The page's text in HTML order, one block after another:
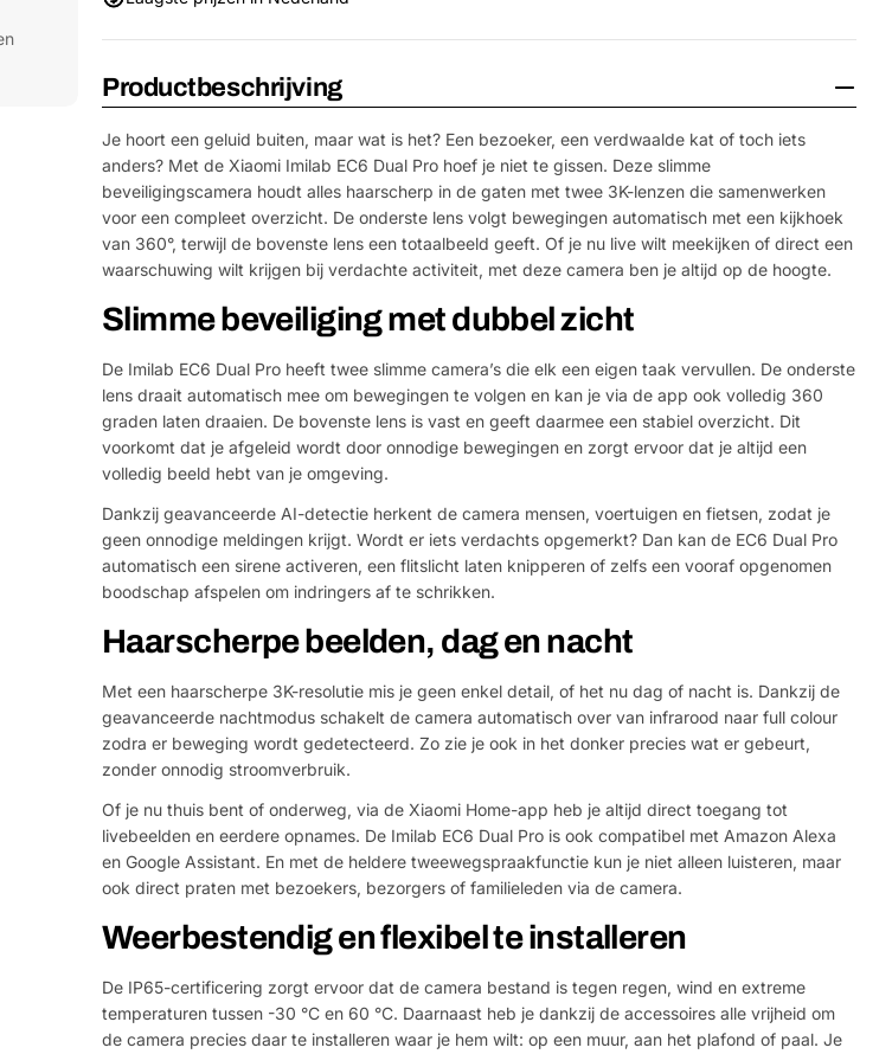
Productbeschrijving
Je hoort een geluid buiten, maar wat is het? Een bezoeker, een verdwaalde kat of toch iets
anders? Met de Xiaomi Imilab EC6 Dual Pro hoef je niet te gissen. Deze slimme
beveiligingscamera houdt alles haarscherp in de gaten met twee 3K-lenzen die samenwerken
voor een compleet overzicht. De onderste lens volgt bewegingen automatisch met een kijkhoek
van 360°, terwijl de bovenste lens een totaalbeeld geeft. Of je nu live wilt meekijken of direct een
waarschuwing wilt krijgen bij verdachte activiteit, met deze camera ben je altijd op de hoogte.
Slimme beveiliging met dubbel zicht
De Imilab EC6 Dual Pro heeft twee slimme camera’s die elk een eigen taak vervullen. De onderste
lens draait automatisch mee om bewegingen te volgen en kan je via de app ook volledig 360
graden laten draaien. De bovenste lens is vast en geeft daarmee een stabiel overzicht. Dit
voorkomt dat je afgeleid wordt door onnodige bewegingen en zorgt ervoor dat je altijd een
volledig beeld hebt van je omgeving.
Dankzij geavanceerde AI-detectie herkent de camera mensen, voertuigen en fietsen, zodat je
geen onnodige meldingen krijgt. Wordt er iets verdachts opgemerkt? Dan kan de EC6 Dual Pro
automatisch een sirene activeren, een flitslicht laten knipperen of zelfs een vooraf opgenomen
boodschap afspelen om indringers af te schrikken.
Haarscherpe beelden, dag en nacht
Met een haarscherpe 3K-resolutie mis je geen enkel detail, of het nu dag of nacht is. Dankzij de
geavanceerde nachtmodus schakelt de camera automatisch over van infrarood naar full colour
zodra er beweging wordt gedetecteerd. Zo zie je ook in het donker precies wat er gebeurt,
zonder onnodig stroomverbruik.
Of je nu thuis bent of onderweg, via de Xiaomi Home-app heb je altijd direct toegang tot
livebeelden en eerdere opnames. De Imilab EC6 Dual Pro is ook compatibel met Amazon Alexa
en Google Assistant. En met de heldere tweewegspraakfunctie kun je niet alleen luisteren, maar
ook direct praten met bezoekers, bezorgers of familieleden via de camera.
Weerbestendig en flexibel te installeren
De IP65-certificering zorgt ervoor dat de camera bestand is tegen regen, wind en extreme
temperaturen tussen -30 °C en 60 °C. Daarnaast heb je dankzij de accessoires alle vrijheid om
de camera precies daar te installeren waar je hem wilt: op een muur, aan het plafond of paal. Je